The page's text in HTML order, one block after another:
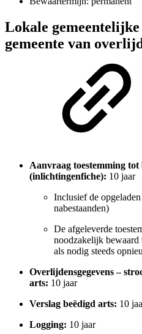
Lokale gemeentelijke
gemeente van
Aanvraag toestemming
(inlichtingenfiche): 10 jaar
Inclusief de
nabestaanden)
De afgeleverde
noodzakelijk bewaard
als nodig steeds
Overlijdensgegevens –
arts: 10 jaar
Verslag beëdigd arts: 10
Logging: 10 jaar